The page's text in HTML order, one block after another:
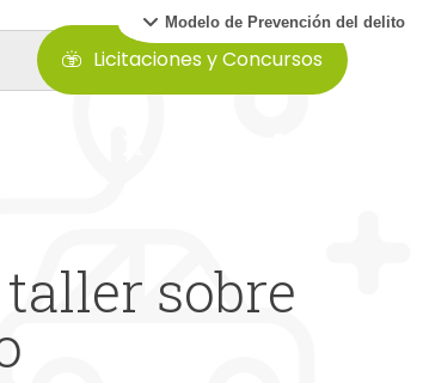
Modelo de Prevención del delito
Licitaciones y Concursos
sobre